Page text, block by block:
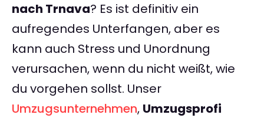
nach Trnava? Es ist definitiv ein
aufregendes Unterfangen, aber es
kann auch Stress und Unordnung
verursachen, wenn du nicht weißt, wie
du vorgehen sollst. Unser
Umzugsunternehmen, Umzugsprofi